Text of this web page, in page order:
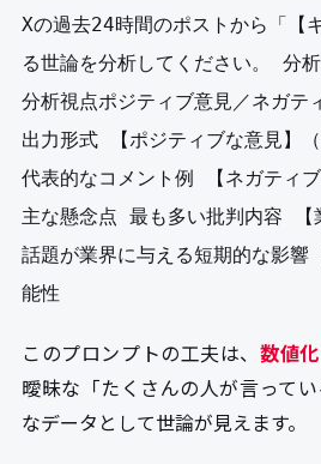
Xの過去24時間のポストから「【
る世論を分析してください。 分
分析視点ポジティブ意見／ネガテ
出力形式 【ポジティブな意見】
代表的なコメント例 【ネガティブ
主な懸念点 最も多い批判内容
話題が業界に与える短期的な影
能性
このプロンプトの工夫は、 数値
曖昧な「たくさんの人が言って
なデータとして世論が見えます。